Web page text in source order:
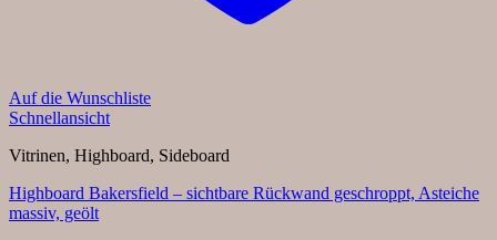
Auf die Wunschliste
Schnellansicht
Vitrinen, Highboard, Sideboard
Highboard Bakersfield – sichtbare Rückwand geschroppt, Asteiche
massiv, geölt